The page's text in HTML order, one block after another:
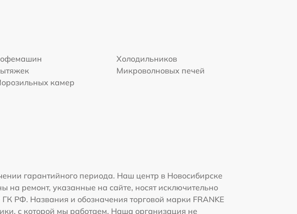
Холодильников
Микроволновых печей
камер
гарантийного периода. Наш центр в Новосибирске
на ремонт, указанные на сайте, носят исключительно
РФ. Названия и обозначения торговой марки FRANKE
с которой мы работаем. Наша организация не